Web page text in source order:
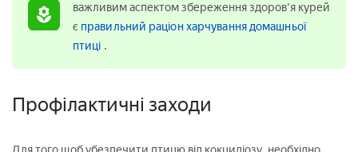
важливим аспектом збереження здоров'я курей
є правильний раціон харчування домашньої
птиці .
Профілактичні заходи